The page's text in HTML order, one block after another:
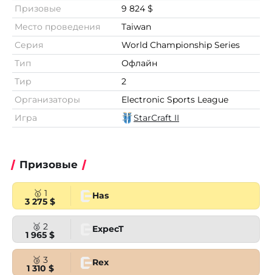
Призовые
9 824 $
Место проведения
Taiwan
Серия
World Championship Series
Тип
Офлайн
Тир
2
Организаторы
Electronic Sports League
Игра
StarCraft II
Призовые
🥇 1
3 275 $
Has
🥈 2
1 965 $
ExpecT
🥉 3
1 310 $
Rex